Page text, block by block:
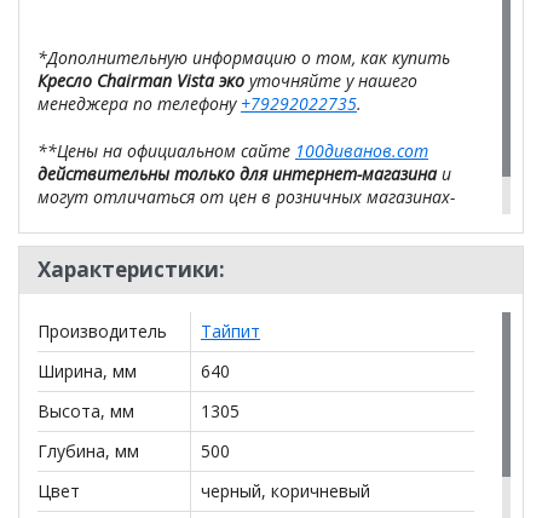
*Дополнительную информацию о том, как купить
Кресло Chairman Vista эко уточняйте у нашего
менеджера по телефону +79292022735.
**Цены на официальном сайте 100диванов.com
действительны только для интернет-магазинаи
могут отличаться от цен в розничных магазинах-
Характеристики:
Производитель
Тайпит
Ширина, мм
640
Высота, мм
1305
Глубина, мм
500
Цвет
черный, коричневый